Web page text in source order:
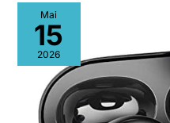
Mai
15
2026
Test
écouteurs
Paekole
bluetooth
5.3
sport
sans
fil